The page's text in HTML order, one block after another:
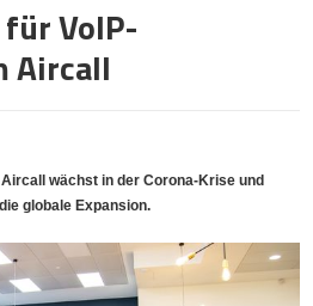
VoIP-
Aircall
wächst in der Corona-Krise und
globale Expansion.